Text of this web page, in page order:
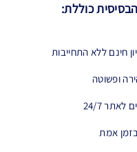
כוללת:
חינם ללא התחייבות
ופשוטה
לאתר 24/7
אמת